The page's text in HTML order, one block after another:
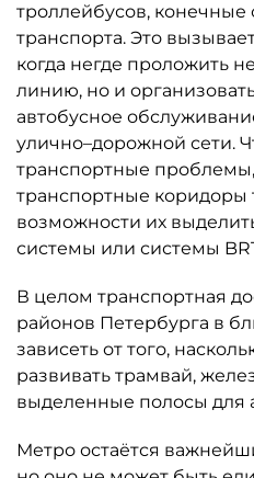
троллейбусов, конечные
транспорта. Это
когда негде проложить
линию, но и
автобусное
улично–дорожной сети.
транспортные проблемы,
транспортные коридоры
возможности их
системы или системы
В целом транспортная
районов Петербурга в
зависеть от того,
развивать трамвай,
выделенные полосы для
Метро остаётся